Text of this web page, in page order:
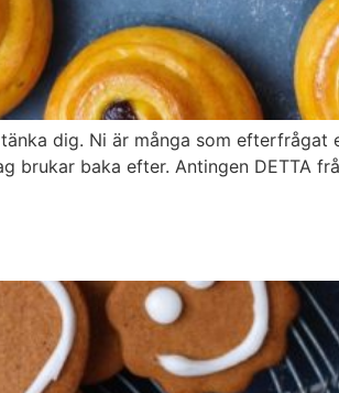
dig. Ni är många som
brukar baka efter. Antingen DETTA